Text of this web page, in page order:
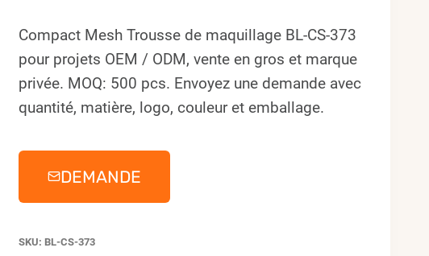
Compact Mesh Trousse de maquillage BL-CS-373
pour projets OEM / ODM, vente en gros et marque
privée. MOQ: 500 pcs. Envoyez une demande avec
quantité, matière, logo, couleur et emballage.
DEMANDE
SKU:BL-CS-373